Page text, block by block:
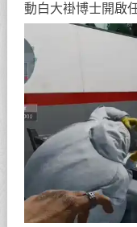
動白大褂博士開啟